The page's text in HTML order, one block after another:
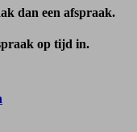
dan een afspraak.
op tijd in.